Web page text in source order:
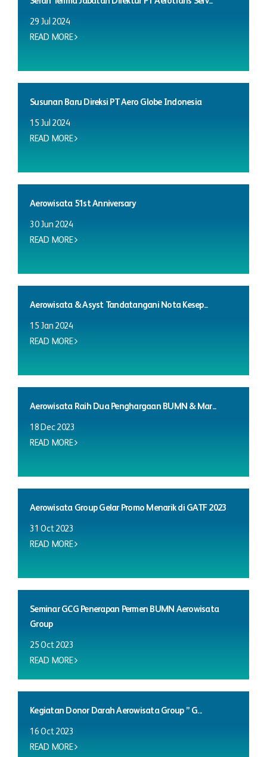
29 Jul 2024
READ MORE
Susunan Baru Direksi PT Aero Globe Indonesia
15 Jul 2024
READ MORE
Aerowisata 51st Anniversary
30 Jun 2024
READ MORE
Aerowisata & Asyst Tandatangani Nota Kesep...
15 Jan 2024
READ MORE
Aerowisata Raih Dua Penghargaan BUMN & Mar...
18 Dec 2023
READ MORE
Aerowisata Group Gelar Promo Menarik di GATF 2023
31 Oct 2023
READ MORE
Seminar GCG Penerapan Permen BUMN Aerowisata
Group
25 Oct 2023
READ MORE
Kegiatan Donor Darah Aerowisata Group ” G...
16 Oct 2023
READ MORE